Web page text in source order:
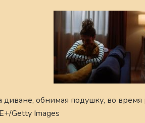
обнимая подушку, во время
Getty Images